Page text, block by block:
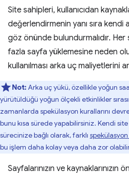
Site sahipleri, kullanıcıdan
değerlendirmenin yanı sıra kendi
göz önünde bulundurmalıdır.
fazla sayfa yüklemesine neden
kullanılması arka uç maliyetlerini
Not:Arka uç yükü, özellikle yoğun
yürütüldüğü yoğun ölçekli etkinlikler
zamanlarda spekülasyon kurallarını
bunu kısa sürede yapabilirsiniz. Kendi site
sürecinize bağlı olarak, farklı spekülasyon
bu işlem daha kolay veya daha zor
Sayfalarınızın ve kaynaklarınızın